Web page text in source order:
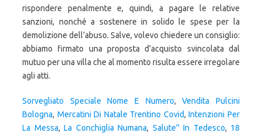
Sorvegliato Speciale Nome E Numero,Vendita Pulcini
Bologna, Mercatini Di Natale Trentino Covid,Intenzioni Per
La Messa, La Conchiglia Numana, Salute'' In Tedesco, 18